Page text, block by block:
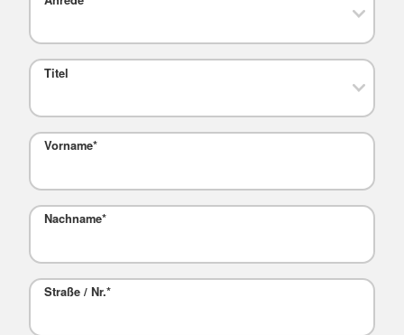
Titel
Vorname*
Nachname*
Straße / Nr.*